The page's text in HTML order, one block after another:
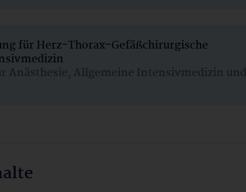
für Herz-Thorax-Gefäßchirurgische
Allgemeine Intensivmedizin und